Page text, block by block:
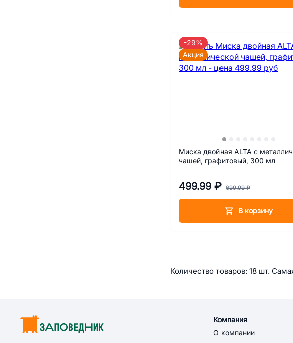
Миска двойная ALTA с
чашей, графитовый, 300 мл
499.99 ₽ 699.99 ₽
В корзину
-29%
Акция
Сводная
Количество товаров: 18 шт.
Компания
О компании